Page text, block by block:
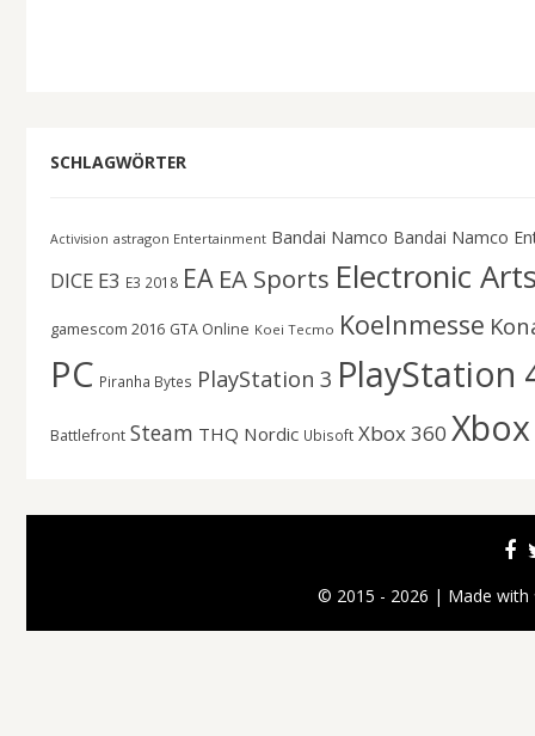
SCHLAGWÖRTER
Activision astragon Entertainment Bandai Namco Bandai Namco
DICE E3 E3 2018 EA EA Sports Electronic
gamescom 2016 GTA Online Koei Tecmo Koelnmesse
PC Piranha Bytes PlayStation 3 PlayStation
Battlefront Steam THQ Nordic Ubisoft Xbox 360
© 2015 - 2026 | Made